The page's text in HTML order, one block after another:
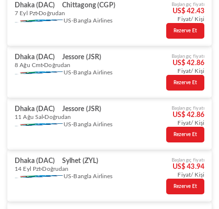
Dhaka (DAC) Chittagong (CGP)
7 Eyl Pzt Doğrudan
US-Bangla Airlines
Başlangıç fiyatı
US$ 42.43
Fiyat/ Kişi
Rezerve Et
Dhaka (DAC) Jessore (JSR)
8 Ağu Cmt Doğrudan
US-Bangla Airlines
Başlangıç fiyatı
US$ 42.86
Fiyat/ Kişi
Rezerve Et
Dhaka (DAC) Jessore (JSR)
11 Ağu Sal Doğrudan
US-Bangla Airlines
Başlangıç fiyatı
US$ 42.86
Fiyat/ Kişi
Rezerve Et
Dhaka (DAC) Sylhet (ZYL)
14 Eyl Pzt Doğrudan
US-Bangla Airlines
Başlangıç fiyatı
US$ 43.94
Fiyat/ Kişi
Rezerve Et